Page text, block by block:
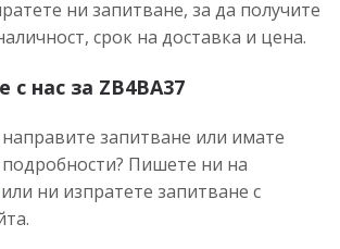
ни запитване, за да получите
срок на доставка и цена.
с нас за ZB4BA37
запитване или имате
Пишете ни на
или ни изпратете запитване с